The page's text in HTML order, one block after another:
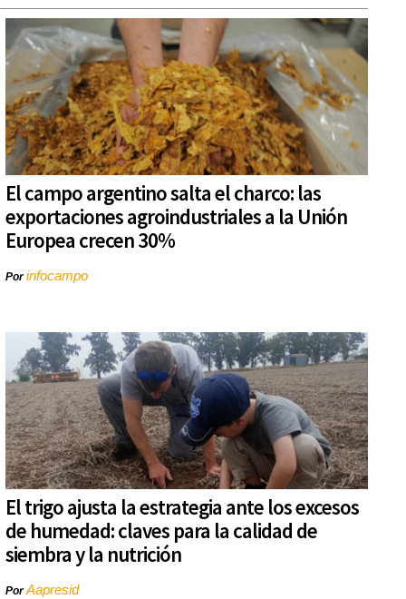
El campo argentino salta el charco: las
exportaciones agroindustriales a la Unión
Europea crecen 30%
Porinfocampo
El trigo ajusta la estrategia ante los excesos
de humedad: claves para la calidad de
siembra y la nutrición
PorAapresid